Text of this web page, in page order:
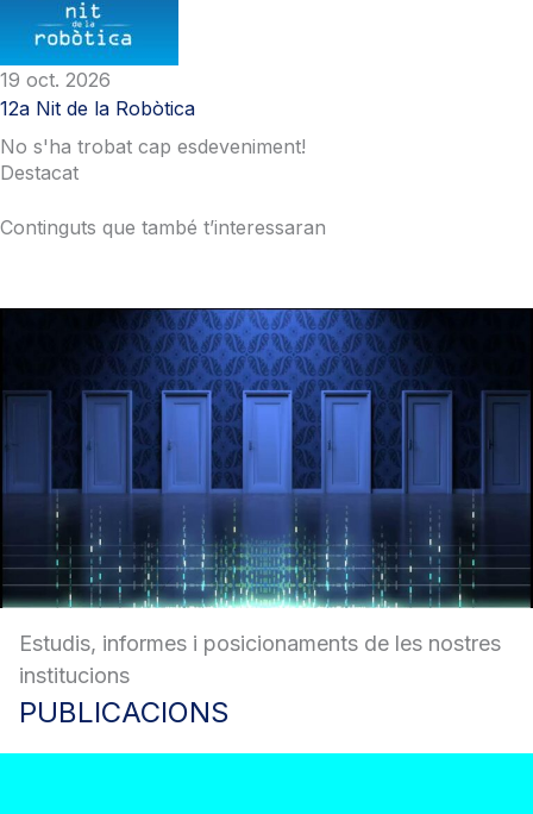
19 oct. 2026
12a Nit de la Robòtica
No s'ha trobat cap esdeveniment!
Destacat
Continguts que també t’interessaran
Estudis, informes i posicionaments de les nostres
institucions
PUBLICACIONS